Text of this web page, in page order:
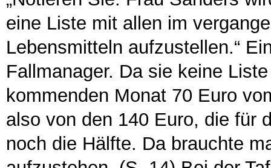
eine Liste mit allen im
Lebensmitteln aufzustellen.“
Fallmanager. Da sie keine
kommenden Monat 70 Euro
also von den 140 Euro, die für
noch die Hälfte. Da brauchte